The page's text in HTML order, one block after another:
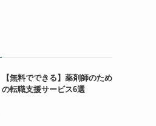
【無料でできる】薬剤師のため
の転職支援サービス6選